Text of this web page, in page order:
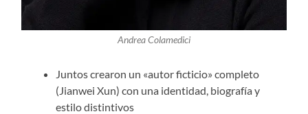
Andrea Colamedici
Juntos crearon un «autor ficticio» completo
(Jianwei Xun) con una identidad, biografía y
estilo distintivos